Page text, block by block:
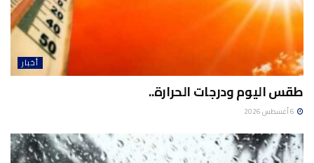
أخبار
طقس اليوم ودرجات الحرارة..